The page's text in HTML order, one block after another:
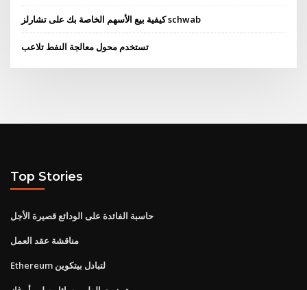
كيفية بيع الأسهم الخاصة بك على تشارلز schwab
تستخدم محول معالجة النفط تلاعب
Top Stories
حاسبة الفائدة على الودائع قصيرة الأجل
مناقشة عقد العمل
Ethereum لتبادل بيتكوين